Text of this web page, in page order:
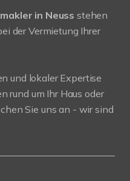
in Neuss stehen
der Vermietung Ihrer
und lokaler Expertise
rund um Ihr Haus oder
Sie uns an - wir sind